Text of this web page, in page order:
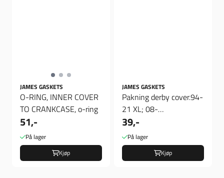
JAMES GASKETS
O-RING, INNER COVER
TO CRANKCASE, o-ring
51,-
På lager
Kjøp
JAMES GASKETS
Pakning derby cover.94-
21 XL; 08-
12(NU)XR1200
39,-
På lager
Kjøp